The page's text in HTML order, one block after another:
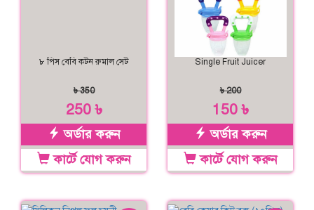
৮ পিস বেবি কটন রুমাল সেট
৳ 350
250 ৳
অর্ডার করুন
কার্টে যোগ করুন
Single Fruit Juicer
৳ 200
150 ৳
অর্ডার করুন
কার্টে যোগ করুন